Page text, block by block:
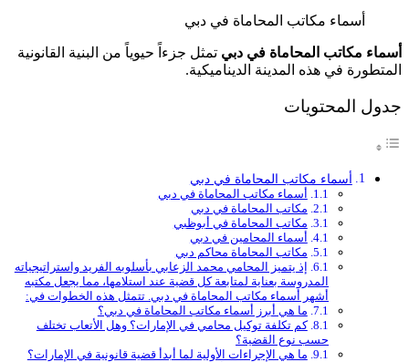
أسماء مكاتب المحاماة في دبي
أسماء مكاتب المحاماة في دبي تمثل جزءاً حيوياً من البنية القانونية
المتطورة في هذه المدينة الديناميكية.
جدول المحتويات
أسماء مكاتب المحاماة في دبي
أسماء مكاتب المحاماة في دبي
مكاتب المحاماة في دبي
مكاتب المحاماة في أبوظبي
أسماء المحامين في دبي
مكاتب المحاماة محاكم دبي
إذ يتميز المحامي محمد الزعابي بأسلوبه الفريد واستراتيجياته
المدروسة بعناية لمتابعة كل قضية عند استلامها، مما يجعل مكتبه
أشهر أسماء مكاتب المحاماة في دبي. تتمثل هذه الخطوات في:
ما هي أبرز أسماء مكاتب المحاماة في دبي؟
كم تكلفة توكيل محامي في الإمارات؟ وهل الأتعاب تختلف
حسب نوع القضية؟
ما هي الإجراءات الأولية لما أبدأ قضية قانونية في الإمارات؟